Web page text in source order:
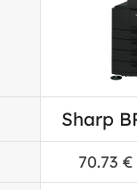
Sharp
70.73 €